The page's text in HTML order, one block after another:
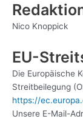
Nico Knoppick
EU-
Die Europäische
Streitbeilegung
https://
Unsere E-Mail-